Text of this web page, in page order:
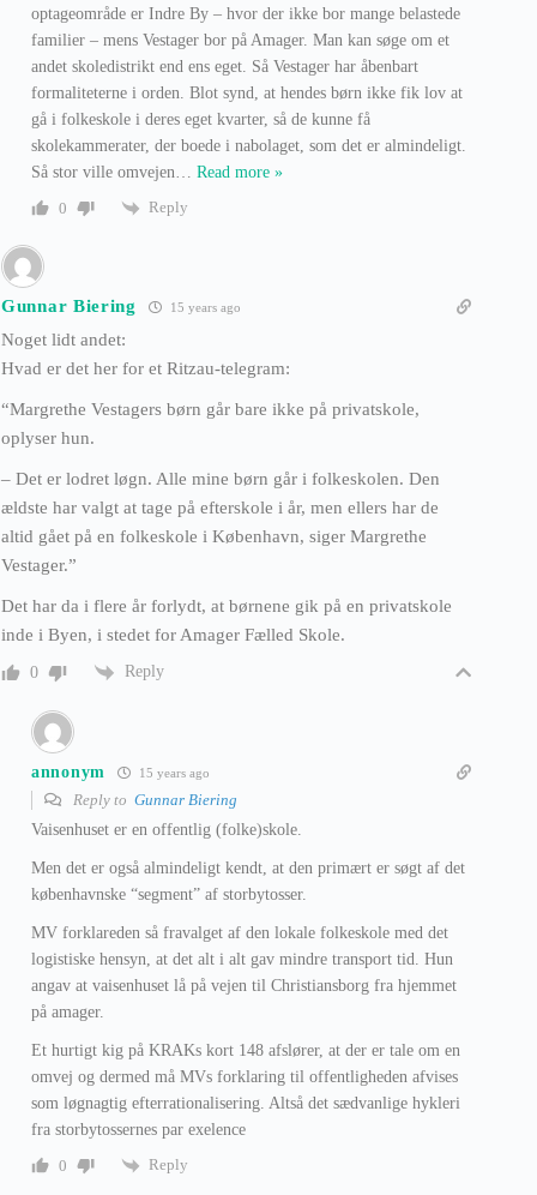
optageområde er Indre By – hvor der ikke bor mange belastede
familier – mens Vestager bor på Amager. Man kan søge om et
andet skoledistrikt end ens eget. Så Vestager har åbenbart
formaliteterne i orden. Blot synd, at hendes børn ikke fik lov at
gå i folkeskole i deres eget kvarter, så de kunne få
skolekammerater, der boede i nabolaget, som det er almindeligt.
Så stor ville omvejen… Read more »
0
Reply
Gunnar Biering 15 years ago
Noget lidt andet:
Hvad er det her for et Ritzau-telegram:
“Margrethe Vestagers børn går bare ikke på privatskole,
oplyser hun.
– Det er lodret løgn. Alle mine børn går i folkeskolen. Den
ældste har valgt at tage på efterskole i år, men ellers har de
altid gået på en folkeskole i København, siger Margrethe
Vestager.”
Det har da i flere år forlydt, at børnene gik på en privatskole
inde i Byen, i stedet for Amager Fælled Skole.
0 Reply
annonym 15 years ago
Reply to Gunnar Biering
Vaisenhuset er en offentlig (folke)skole.
Men det er også almindeligt kendt, at den primært er søgt af det
københavnske “segment” af storbytosser.
MV forklareden så fravalget af den lokale folkeskole med det
logistiske hensyn, at det alt i alt gav mindre transport tid. Hun
angav at vaisenhuset lå på vejen til Christiansborg fra hjemmet
på amager.
Et hurtigt kig på KRAKs kort 148 afslører, at der er tale om en
omvej og dermed må MVs forklaring til offentligheden afvises
som løgnagtig efterrationalisering. Altså det sædvanlige hykleri
fra storbytossernes par exelence
0
Reply